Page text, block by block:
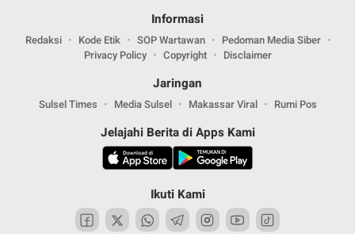
Informasi
Redaksi Kode Etik SOP Wartawan
Pedoman Media Siber
Privacy Policy
Copyright Disclaimer
Jaringan
Sulsel Times Media Sulsel Makassar Viral Rumi Pos
Jelajahi Berita di Apps Kami
Ikuti Kami